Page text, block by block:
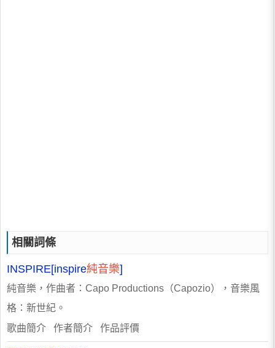
相關詞條
INSPIRE[inspire純音樂]
純音樂，作曲者：Capo Productions（Capozio），音樂風
格：新世紀。
歌曲簡介 作者簡介 作品評價